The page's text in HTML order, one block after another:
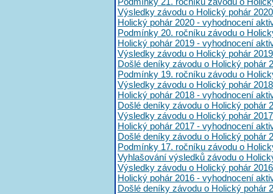
Výsledky závodu o Holický pohár 2020
Holický pohár 2020 - vyhodnocení
Podmínky 20. ročníku závodu o
Holický pohár 2019 - vyhodnocení
Výsledky závodu o Holický pohár 2019
Došlé deníky závodu o Holický pohár
Podmínky 19. ročníku závodu o
Výsledky závodu o Holický pohár 2018
Holický pohár 2018 - vyhodnocení
Došlé deníky závodu o Holický pohár
Výsledky závodu o Holický pohár 2017
Holický pohár 2017 - vyhodnocení
Došlé deníky závodu o Holický pohár
Podmínky 17. ročníku závodu o
Vyhlašování výsledků závodu o
Výsledky závodu o Holický pohár 2016
Holický pohár 2016 - vyhodnocení
Došlé deníky závodu o Holický pohár